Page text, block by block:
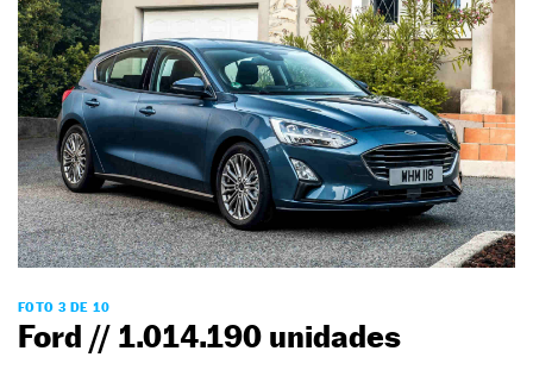
FOTO 3 DE 10
Ford // 1.014.190 unidades